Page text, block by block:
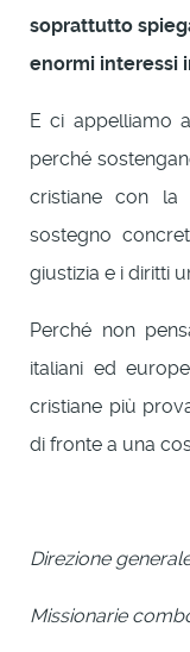
soprattutto
enormi interessi
E ci appelliamo
perché
cristiane con la
sostegno
giustizia e i diritti
Perché non
italiani ed
cristiane più
di fronte a una
Direzione
Missionarie